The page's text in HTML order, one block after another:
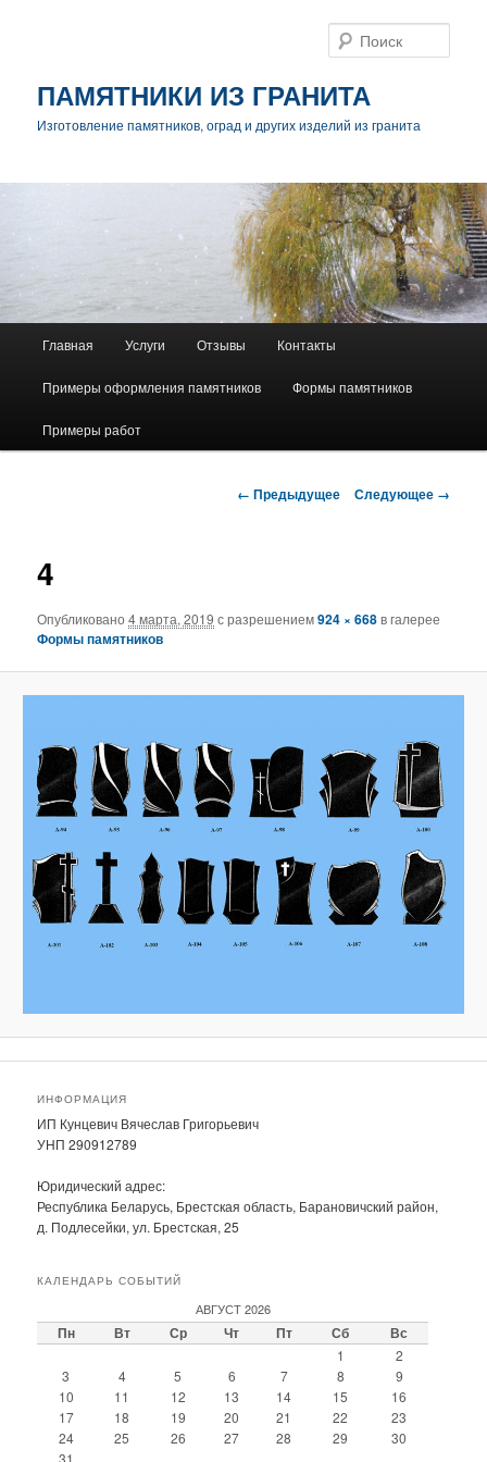
ПАМЯТНИКИ ИЗ ГРАНИТА
Изготовление памятников, оград и других изделий из гранита
Перейти
к
основному
Главная Услуги Отзывы Контакты
Примеры оформления памятников Формы памятников
Примеры работ
Навигация
← Предыдущее Следующее →
4
Опубликовано4 марта, 2019 с разрешением924 × 668в галерее
Формы памятников
ИНФОРМАЦИЯ
ИП Кунцевич Вячеслав Григорьевич
УНП 290912789
Юридический адрес:
Республика Беларусь, Брестская область, Барановичский район,
д. Подлесейки, ул. Брестская, 25
КАЛЕНДАРЬ СОБЫТИЙ
АВГУСТ 2026
Пн Вт Ср Чт Пт Сб Вс
1
2
3
4 5 6 7 8
9
10
11 12 13 14 15
16
17
18 19 20 21 22
23
24
25 26 27 28 29
30
31